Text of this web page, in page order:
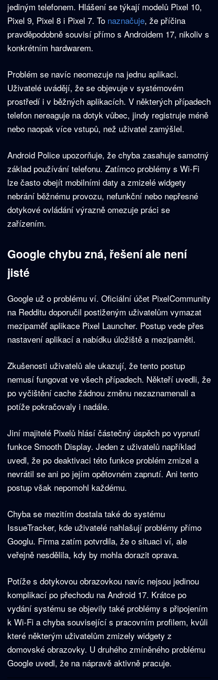
jediným telefonem. Hlášení se týkají modelů Pixel 10,
Pixel 9, Pixel 8 i Pixel 7. To naznačuje, že příčina
pravděpodobně souvisí přímo s Androidem 17, nikoliv s
konkrétním hardwarem.
Problém se navíc neomezuje na jednu aplikaci.
Uživatelé uvádějí, že se objevuje v systémovém
prostředí i v běžných aplikacích. V některých případech
telefon nereaguje na dotyk vůbec, jindy registruje méně
nebo naopak více vstupů, než uživatel zamýšlel.
Android Police upozorňuje, že chyba zasahuje samotný
základ používání telefonu. Zatímco problémy s Wi-Fi
lze často obejít mobilními daty a zmizelé widgety
nebrání běžnému provozu, nefunkční nebo nepřesné
dotykové ovládání výrazně omezuje práci se
zařízením.
Google chybu zná, řešení ale není
jisté
Google už o problému ví. Oficiální účet PixelCommunity
na Redditu doporučil postiženým uživatelům vymazat
mezipaměť aplikace Pixel Launcher. Postup vede přes
nastavení aplikací a nabídku úložiště a mezipaměti.
Zkušenosti uživatelů ale ukazují, že tento postup
nemusí fungovat ve všech případech. Někteří uvedli, že
po vyčištění cache žádnou změnu nezaznamenali a
potíže pokračovaly i nadále.
Jiní majitelé Pixelů hlásí částečný úspěch po vypnutí
funkce Smooth Display. Jeden z uživatelů například
uvedl, že po deaktivaci této funkce problém zmizel a
nevrátil se ani po jejím opětovném zapnutí. Ani tento
postup však nepomohl každému.
Chyba se mezitím dostala také do systému
IssueTracker, kde uživatelé nahlašují problémy přímo
Googlu. Firma zatím potvrdila, že o situaci ví, ale
veřejně nesdělila, kdy by mohla dorazit oprava.
Potíže s dotykovou obrazovkou navíc nejsou jedinou
komplikací po přechodu na Android 17. Krátce po
vydání systému se objevily také problémy s připojením
k Wi-Fi a chyba související s pracovním profilem, kvůli
které některým uživatelům zmizely widgety z
domovské obrazovky. U druhého zmíněného problému
Google uvedl, že na nápravě aktivně pracuje.